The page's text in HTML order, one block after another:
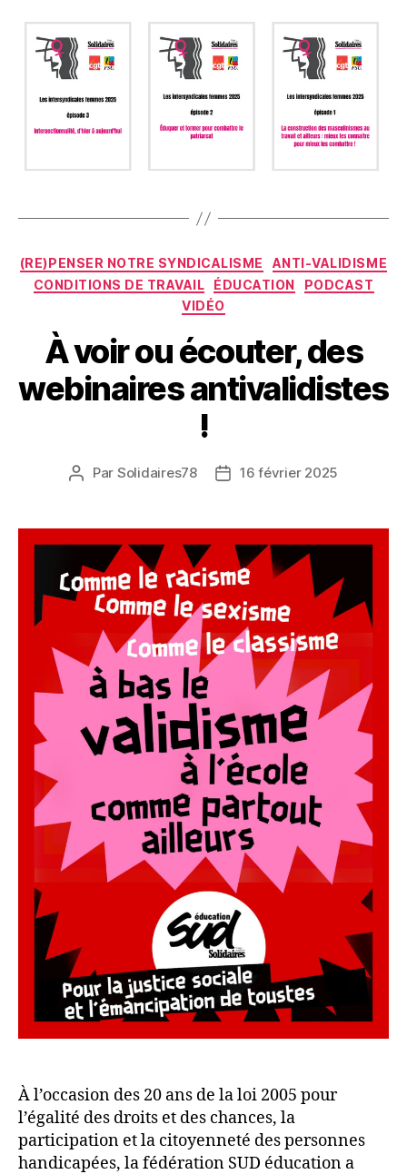
Catégories
(RE)PENSER NOTRE SYNDICALISME
ANTI-VALIDISME
CONDITIONS DE TRAVAIL
ÉDUCATION
PODCAST
VIDÉO
À voir ou écouter, des
webinaires antivalidistes
!
Auteur
Par Solidaires78
Date16 février 2025
À l’occasion des 20 ans de la loi 2005 pour
l’égalité des droits et des chances, la
participation et la citoyenneté des personnes
handicapées, la fédération SUD éducation a